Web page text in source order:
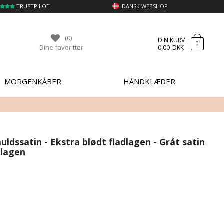
TRUSTPILOT DANSK WEBSHOP
(0)
Dine favoritter
DIN KURV
0,00 DKK 0
MORGENKÅBER HÅNDKLÆDER
- Ekstra blødt fladlagen - Gråt satin